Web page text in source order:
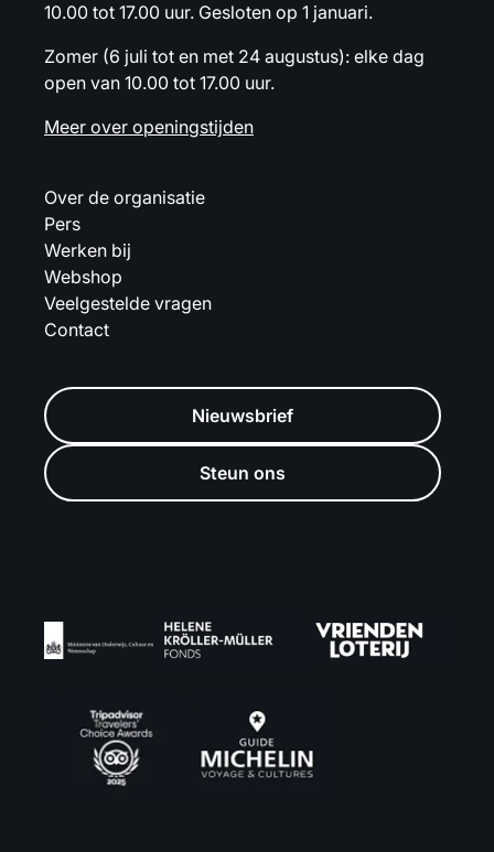
10.00 tot 17.00 uur. Gesloten op 1 januari.
Zomer (6 juli tot en met 24 augustus): elke dag
open van 10.00 tot 17.00 uur.
Meer over openingstijden
Over de organisatie
Pers
Werken bij
Webshop
Veelgestelde vragen
Contact
Nieuwsbrief
Steun ons